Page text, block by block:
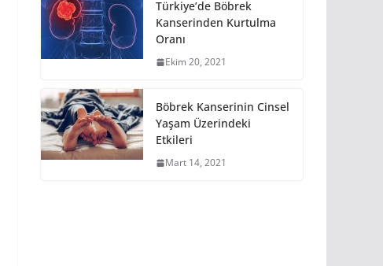
Türkiye’de Böbrek
Kanserinden Kurtulma
Oranı
Ekim 20, 2021
Böbrek Kanserinin Cinsel
Yaşam Üzerindeki
Etkileri
Mart 14, 2021